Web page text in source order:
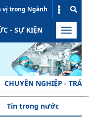
vị trong Ngành
- SỰ KIỆN HOẠT
Toggle
- TRÁCH NHIỆM -
Tin trong nước